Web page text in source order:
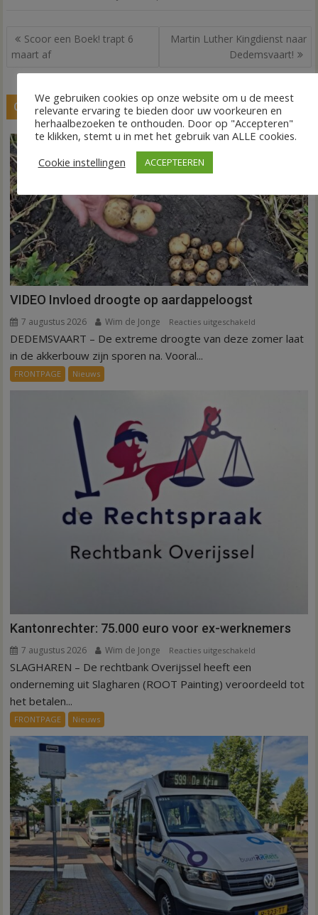
Bericht
navigatie
Scoor een Boek! trapt 6
maart af
Martin Luther Kingdienst naar
Dedemsvaart!
GERELATEERDE BERICHTEN
VIDEO Invloed droogte op aardappeloogst
7 augustus 2026 Wim de Jonge Reacties uitgeschakeld
VIDEO
DEDEMSVAART – De extreme droogte van deze zomer laat
in de akkerbouw zijn sporen na. Vooral...
FRONTPAGE Nieuws
Kantonrechter: 75.000 euro voor ex-werknemers
7 augustus 2026 Wim de Jonge Reacties uitgeschakeld
75.000
werknemers
SLAGHAREN – De rechtbank Overijssel heeft een
onderneming uit Slagharen (ROOT Painting) veroordeeld tot
het betalen...
FRONTPAGE Nieuws
We gebruiken cookies op onze website om u de meest
relevante ervaring te bieden door uw voorkeuren en
herhaalbezoeken te onthouden. Door op "Accepteren"
te klikken, stemt u in met het gebruik van ALLE cookies.
Cookie instellingen
ACCEPTEEREN